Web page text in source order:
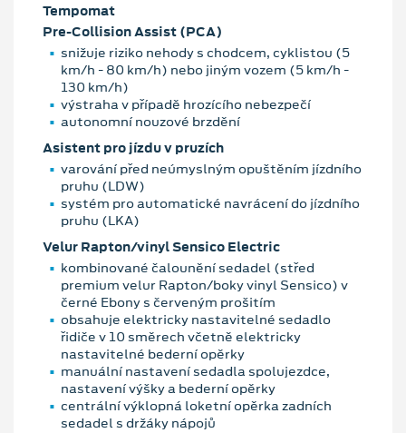
Tempomat
Pre-Collision Assist (PCA)
snižuje riziko nehody s chodcem, cyklistou (5
km/h - 80 km/h) nebo jiným vozem (5 km/h -
130 km/h)
výstraha v případě hrozícího nebezpečí
autonomní nouzové brzdění
Asistent pro jízdu v pruzích
varování před neúmyslným opuštěním jízdního
pruhu (LDW)
systém pro automatické navrácení do jízdního
pruhu (LKA)
Velur Rapton/vinyl Sensico Electric
kombinované čalounění sedadel (střed
premium velur Rapton/boky vinyl Sensico) v
černé Ebony s červeným prošitím
obsahuje elektricky nastavitelné sedadlo
řidiče v 10 směrech včetně elektricky
nastavitelné bederní opěrky
manuální nastavení sedadla spolujezdce,
nastavení výšky a bederní opěrky
centrální výklopná loketní opěrka zadních
sedadel s držáky nápojů